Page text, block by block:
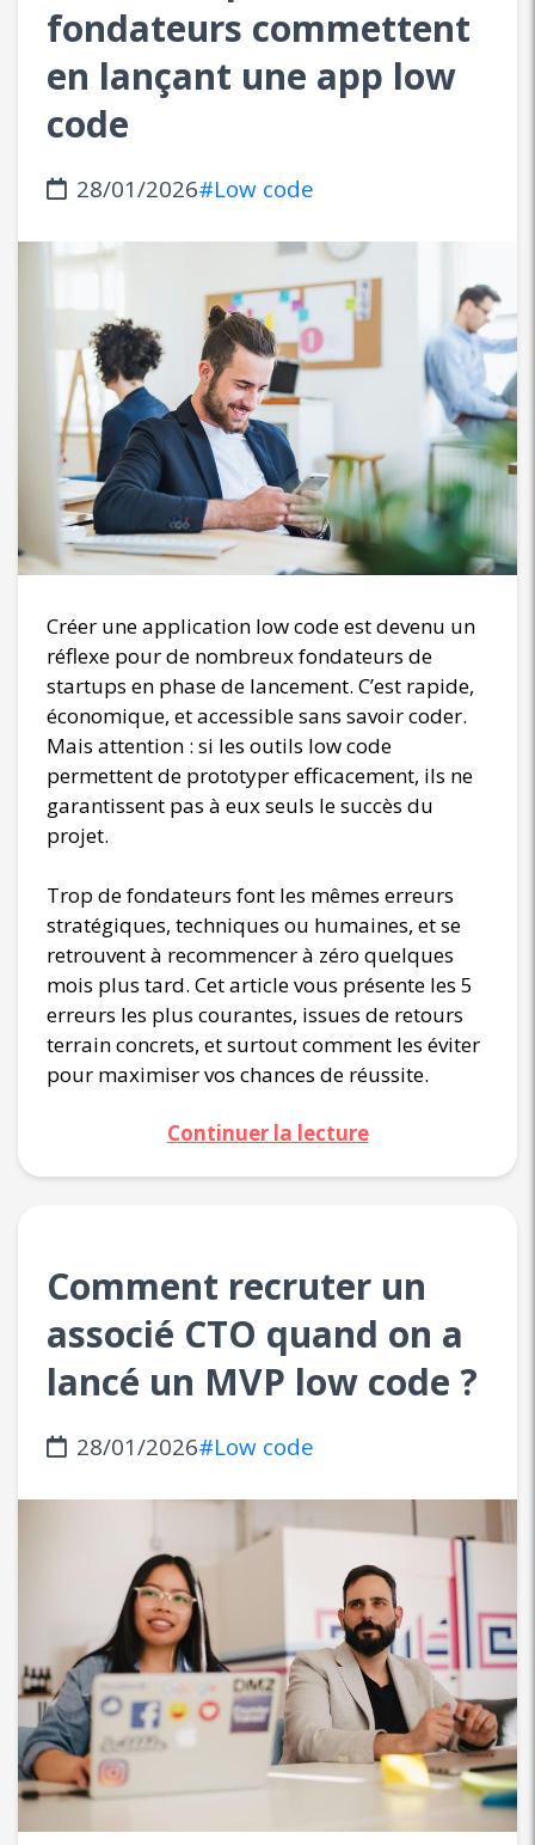
fondateurs commettent
en lançant une app low
code
28/01/2026#Low code
Créer une application low code est devenu un
réflexe pour de nombreux fondateurs de
startups en phase de lancement. C’est rapide,
économique, et accessible sans savoir coder.
Mais attention : si les outils low code
permettent de prototyper efficacement, ils ne
garantissent pas à eux seuls le succès du
projet.
Trop de fondateurs font les mêmes erreurs
stratégiques, techniques ou humaines, et se
retrouvent à recommencer à zéro quelques
mois plus tard. Cet article vous présente les 5
erreurs les plus courantes, issues de retours
terrain concrets, et surtout comment les éviter
pour maximiser vos chances de réussite.
Continuer la lecture
Comment recruter un
associé CTO quand on a
lancé un MVP low code ?
28/01/2026#Low code